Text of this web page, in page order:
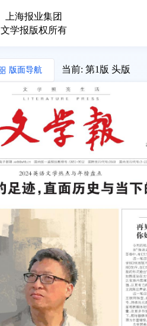
上海报业集团
文学报版权所有
版面导航 当前: 第1版 头版